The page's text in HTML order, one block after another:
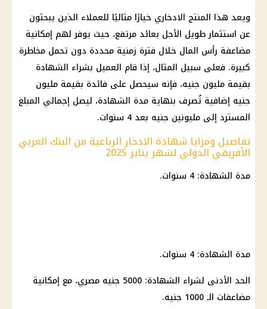
ويعد هذا المنتج الادخاري خيارًا مثاليًا للعملاء الذين يبحثون
عن استثمارطويل الأجل بعائد مرتفع، حيث يوفر لهم إمكانية
مضاعفة رأس المال خلال فترة زمنية محددة دون تحمل مخاطرة
كبيرة. فعلى سبيل المثال، إذا قام العميل بشراء الشهادة
بقيمة مليون جنيه، فإنه سيحصل على فائدة بقيمة مليون
جنيه إضافية تُصرف بنهاية مدة الشهادة، ليصل إجمالي المبلغ
المسترد إلى مليونين جنيه بعد 4 سنوات.
تفاصيل ومزايا شهادة الادخار الرباعية من البنك العربي
الأفريقي الدولي لشهر يناير 2025
مدة الشهادة: 4 سنوات.
مدة الشهادة: 4 سنوات.
الحد الأدنى لشراء الشهادة: 5000 جنيه مصري، مع إمكانية
مضاعفات الـ 1000 جنيه.